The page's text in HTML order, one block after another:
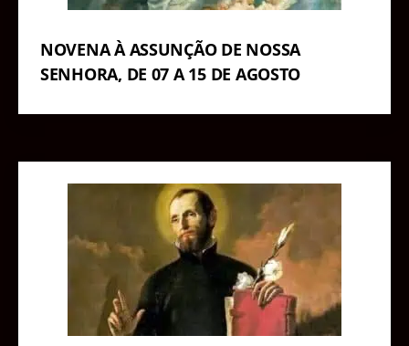
NOVENA À ASSUNÇÃO DE NOSSA
SENHORA, DE 07 A 15 DE AGOSTO